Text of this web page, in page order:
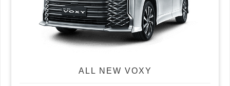
ALL NEW VOXY